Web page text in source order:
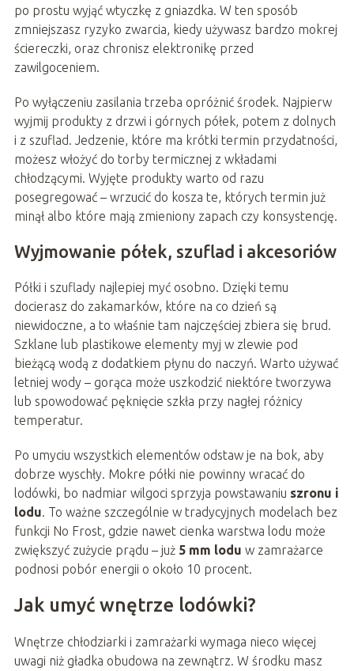
po prostu wyjąć wtyczkę z gniazdka. W ten sposób
zmniejszasz ryzyko zwarcia, kiedy używasz bardzo mokrej
ściereczki, oraz chronisz elektronikę przed
zawilgoceniem.
Po wyłączeniu zasilania trzeba opróżnić środek. Najpierw
wyjmij produkty z drzwi i górnych półek, potem z dolnych
i z szuflad. Jedzenie, które ma krótki termin przydatności,
możesz włożyć do torby termicznej z wkładami
chłodzącymi. Wyjęte produkty warto od razu
posegregować – wrzucić do kosza te, których termin już
minął albo które mają zmieniony zapach czy konsystencję.
Wyjmowanie półek, szuflad i akcesoriów
Półki i szuflady najlepiej myć osobno. Dzięki temu
docierasz do zakamarków, które na co dzień są
niewidoczne, a to właśnie tam najczęściej zbiera się brud.
Szklane lub plastikowe elementy myj w zlewie pod
bieżącą wodą z dodatkiem płynu do naczyń. Warto używać
letniej wody – gorąca może uszkodzić niektóre tworzywa
lub spowodować pęknięcie szkła przy nagłej różnicy
temperatur.
Po umyciu wszystkich elementów odstaw je na bok, aby
dobrze wyschły. Mokre półki nie powinny wracać do
lodówki, bo nadmiar wilgoci sprzyja powstawaniu szronu i
lodu. To ważne szczególnie w tradycyjnych modelach bez
funkcji No Frost, gdzie nawet cienka warstwa lodu może
zwiększyć zużycie prądu – już 5 mm lodu w zamrażarce
podnosi pobór energii o około 10 procent.
Jak umyć wnętrze lodówki?
Wnętrze chłodziarki i zamrażarki wymaga nieco więcej
uwagi niż gładka obudowa na zewnątrz. W środku masz